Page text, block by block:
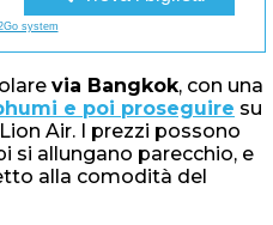
system
via Bangkok, con una
e poi proseguire su
Air. I prezzi possono
si allungano parecchio, e
alla comodità del